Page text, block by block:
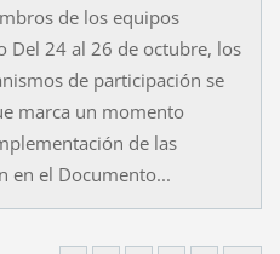
de los equipos
Del 24 al 26 de octubre, los
de participación se
marca un momento
de las
en el Documento...